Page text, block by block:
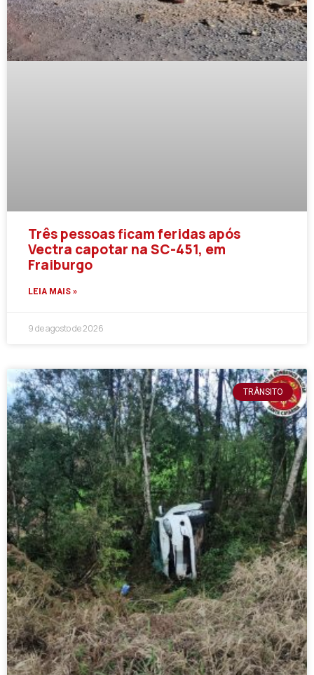
Três pessoas ficam feridas após
Vectra capotar na SC-451, em
Fraiburgo
LEIA MAIS »
9 de agosto de 2026
TRÂNSITO